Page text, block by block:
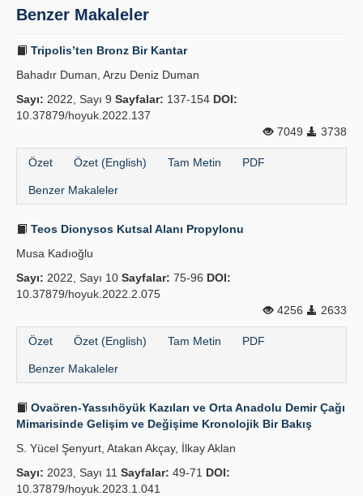
Yazım Kuralları
Yayın Politikaları
Kılavuzlar
İletişim
Benzer Makaleler
Tripolis’ten Bronz Bir Kantar
Bahadır Duman, Arzu Deniz Duman
Sayı: 2022, Sayı 9 Sayfalar: 137-154 DOI:
10.37879/hoyuk.2022.137
7049
3738
Özet Özet (English) Tam Metin PDF
Benzer Makaleler
Teos Dionysos Kutsal Alanı Propylonu
Musa Kadıoğlu
Sayı: 2022, Sayı 10 Sayfalar: 75-96 DOI:
10.37879/hoyuk.2022.2.075
4256
2633
Özet Özet (English) Tam Metin PDF
Benzer Makaleler
Ovaören-Yassıhöyük Kazıları ve Orta Anadolu Demir Çağı
Mimarisinde Gelişim ve Değişime Kronolojik Bir Bakış
S. Yücel Şenyurt, Atakan Akçay, İlkay Aklan
Sayı: 2023, Sayı 11 Sayfalar: 49-71 DOI:
10.37879/hoyuk.2023.1.041